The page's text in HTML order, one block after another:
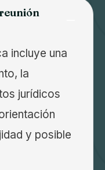
incluye una
la
jurídicos
y posible